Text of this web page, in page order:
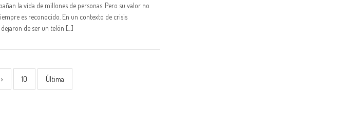
la vida de millones de personas. Pero su valor no
es reconocido. En un contexto de crisis
de ser un telón […]
› 10 Última